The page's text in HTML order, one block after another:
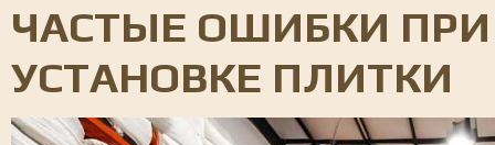
ЧАСТЫЕ ОШИБКИ ПРИ
УСТАНОВКЕ ПЛИТКИ